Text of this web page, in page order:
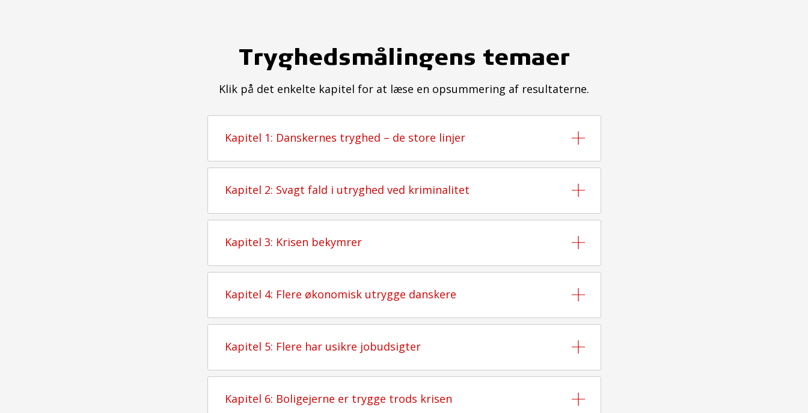
Tryghedsmålingens temaer
Klik på det enkelte kapitel for at læse en opsummering af resultaterne.
Kapitel 1: Danskernes tryghed – de store linjer
Kapitel 2: Svagt fald i utryghed ved kriminalitet
Kapitel 3: Krisen bekymrer
Kapitel 4: Flere økonomisk utrygge danskere
Kapitel 5: Flere har usikre jobudsigter
Kapitel 6: Boligejerne er trygge trods krisen